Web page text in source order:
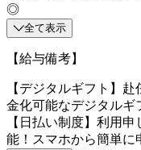
◎
全て表示
【給与備考】
【デジタルギフト】
金化可能なデジタルギ
【日払い制度】利用
能！スマホから簡単